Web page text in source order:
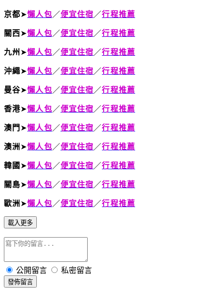
京都➤懶人包 ／便宜住宿 ／行程推薦
關西➤懶人包 ／便宜住宿 ／行程推薦
九州 ➤懶人包 ／便宜住宿 ／行程推薦
沖繩➤懶人包 ／便宜住宿 ／行程推薦
曼谷➤懶人包 ／便宜住宿 ／行程推薦
香港➤懶人包 ／便宜住宿 ／行程推薦
澳門 ➤懶人包 ／便宜住宿 ／行程推薦
澳洲 ➤懶人包 ／便宜住宿 ／行程推薦
韓國 ➤懶人包 ／便宜住宿 ／行程推薦
關島➤懶人包 ／便宜住宿 ／行程推薦
歐洲 ➤懶人包 ／便宜住宿 ／行程推薦
載入更多
公開留言 私密留言
發佈留言